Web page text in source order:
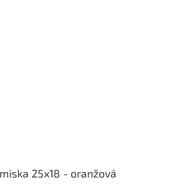
25x18 - oranžová